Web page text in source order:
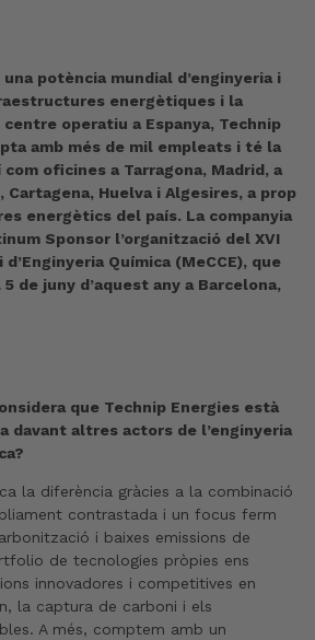
potència mundial d’enginyeria i
energètiques i la
operatiu a Espanya, Technip
amb més de mil empleats i té la
com oficines a Tarragona, Madrid, a
Cartagena, Huelva i Algesires, a prop
energètics del país. La companyia
Sponsor l’organització del XVI
Química (MeCCE), que
de juny d’aquest any a Barcelona,
que Technip Energies està
davant altres actors de l’enginyeria
la diferència gràcies a la combinació
contrastada i un focus ferm
i baixes emissions de
de tecnologies pròpies ens
innovadores i competitives en
la captura de carboni i els
A més, comptem amb un